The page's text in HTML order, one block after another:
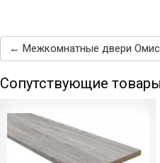
Сопутствующие товары